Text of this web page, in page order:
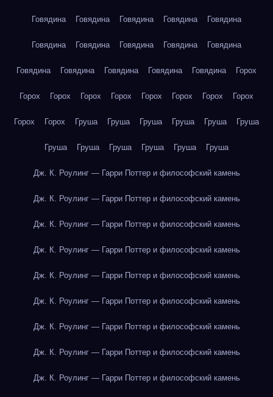
Говядина Говядина Говядина Говядина Говядина
Говядина Говядина Говядина Говядина Говядина
Говядина Говядина Говядина Говядина Говядина Горох
Горох Горох Горох Горох Горох Горох Горох Горох
Горох Горох Груша Груша Груша Груша Груша Груша
Груша Груша Груша Груша Груша Груша
Дж. К. Роулинг — Гарри Поттер и философский камень
Дж. К. Роулинг — Гарри Поттер и философский камень
Дж. К. Роулинг — Гарри Поттер и философский камень
Дж. К. Роулинг — Гарри Поттер и философский камень
Дж. К. Роулинг — Гарри Поттер и философский камень
Дж. К. Роулинг — Гарри Поттер и философский камень
Дж. К. Роулинг — Гарри Поттер и философский камень
Дж. К. Роулинг — Гарри Поттер и философский камень
Дж. К. Роулинг — Гарри Поттер и философский камень